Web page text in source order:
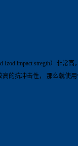
impact stregth）非常高
的抗冲击性， 那么就使